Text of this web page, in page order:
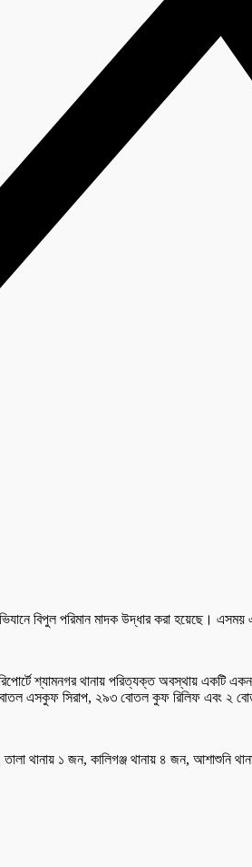
অভিযানে বিপুল পরিমান মাদক উদ্ধার করা হয়েছে।
রিপোর্টে শ্যামনগর থানায় পরিত্যক্ত অবস্থায় একটি
এসকুফ সিরাপ, ২৯৩ বোতল কুফ রিলিফ এবং ২
তালা থানায় ১ জন, কালিগঞ্জ থানায় ৪ জন,